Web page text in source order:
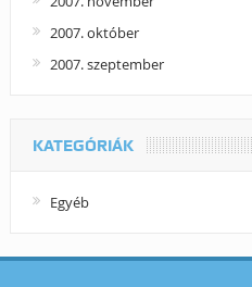
2007. október
2007. szeptember
KATEGÓRIÁK
Egyéb